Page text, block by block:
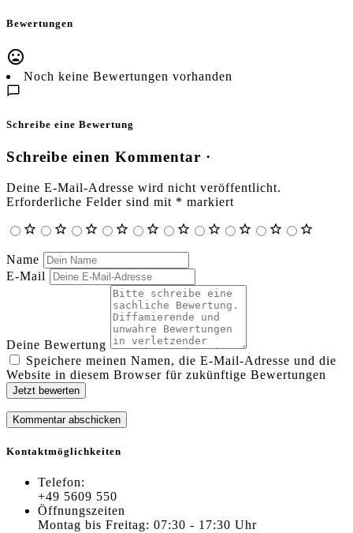
Bewertungen
Noch keine Bewertungen vorhanden
Schreibe eine Bewertung
Schreibe einen Kommentar ·
Deine E-Mail-Adresse wird nicht veröffentlicht.
Erforderliche Felder sind mit * markiert
Name
E-Mail
Deine Bewertung
Speichere meinen Namen, die E-Mail-Adresse und die
Website in diesem Browser für zukünftige Bewertungen
Jetzt bewerten
Kontaktmöglichkeiten
Telefon:
+49 5609 550
Öffnungszeiten
Montag bis Freitag: 07:30 - 17:30 Uhr